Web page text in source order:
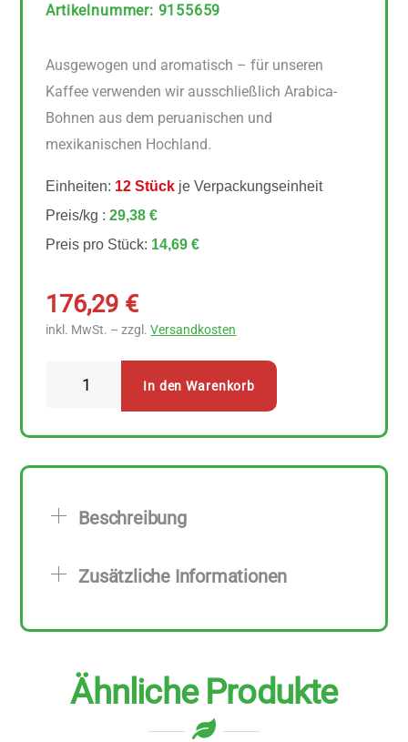
Artikelnummer: 9155659
Ausgewogen und aromatisch – für unseren
Kaffee verwenden wir ausschließlich Arabica-
Bohnen aus dem peruanischen und
mexikanischen Hochland.
Einheiten: 12 Stück je Verpackungseinheit
Preis/kg :29,38 €
Preis pro Stück: 14,69 €
176,29 €
inkl. MwSt. – zzgl.Versandkosten
12
500
Menge
In den Warenkorb
Beschreibung
Zusätzliche Informationen
Ähnliche Produkte